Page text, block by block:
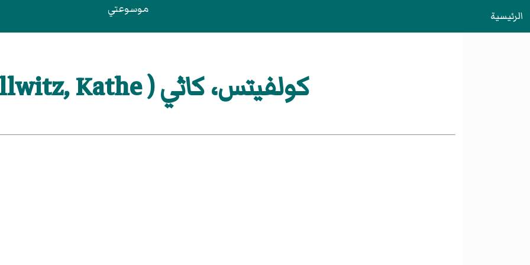
الرئيسية موسوعتي
كولفيتس، كاثي ( Kollwitz, Kathe )